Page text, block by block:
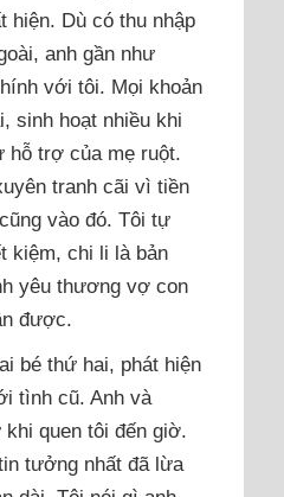
hiện. Dù có thu nhập
anh gần như
với tôi. Mọi khoản
sinh hoạt nhiều khi
hỗ trợ của mẹ ruột.
tranh cãi vì tiền
vào đó. Tôi tự
kiệm, chi li là bản
yêu thương vợ con
được.
bé thứ hai, phát hiện
tình cũ. Anh và
quen tôi đến giờ.
tưởng nhất đã lừa